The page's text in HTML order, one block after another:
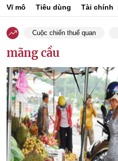
Vĩ mô Tiêu dùng Tài chính
Cuộc chiến thuế quan
mãng cầu